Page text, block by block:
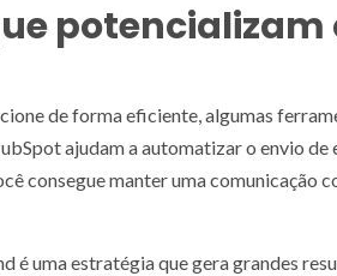
potencializam
de forma eficiente, algumas
ajudam a automatizar o envio de
consegue manter uma comunicação
é uma estratégia que gera grandes